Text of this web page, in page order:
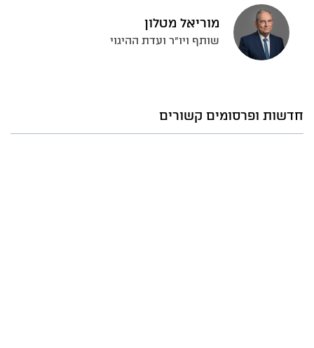
מוריאל מטלון
שותף ויו"ר ועדת ההיגוי
חדשות ופרסומים קשורים